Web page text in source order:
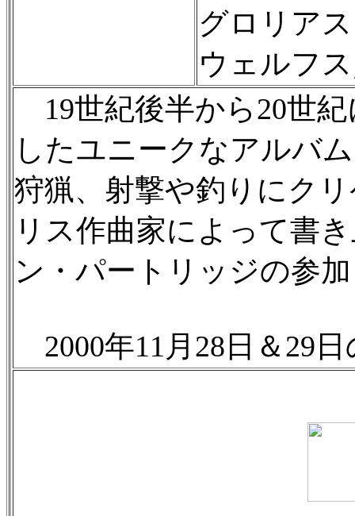
グロリア
ウェルフ
19世紀後半から20世
したユニークなアルバ
狩猟、射撃や釣りにク
リス作曲家によって書
ン・パートリッジの参
2000年11月28日＆29